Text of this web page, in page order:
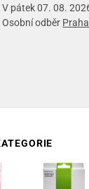
V pátek 07. 08.
Osobní odběr Praha